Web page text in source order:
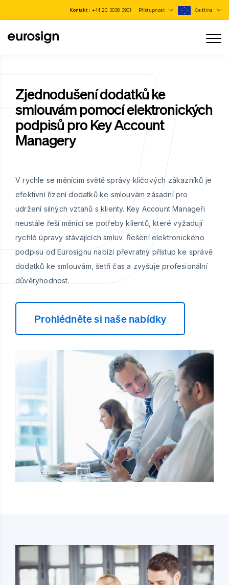
Kontakt :+44 20 3038 3901 Přístupnost Čeština
Zjednodušení dodatků ke
smlouvám pomocí elektronických
podpisů pro Key Account
Managery
V rychle se měnícím světě správy klíčových zákazníků je
efektivní řízení dodatků ke smlouvám zásadní pro
udržení silných vztahů s klienty. Key Account Manageři
neustále řeší měnící se potřeby klientů, které vyžadují
rychlé úpravy stávajících smluv. Řešení elektronického
podpisu od Eurosignu nabízí převratný přístup ke správě
dodatků ke smlouvám, šetří čas a zvyšuje profesionální
důvěryhodnost.
Prohlédněte si naše nabídky